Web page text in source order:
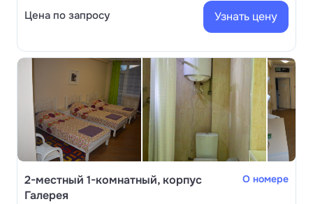
Цена по запросу Узнать цену
2-местный 1-комнатный, корпус
Галерея
О номере